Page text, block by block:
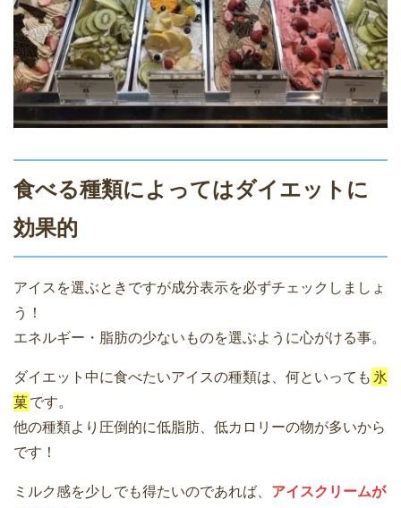
食べる種類によってはダイエットに
効果的
アイスを選ぶときですが成分表示を必ずチェックしましょ
う！
エネルギー・脂肪の少ないものを選ぶように心がける事。
ダイエット中に食べたいアイスの種類は、何といっても 氷
菓です。
他の種類より圧倒的に低脂肪、低カロリーの物が多いから
です！
ミルク感を少しでも得たいのであれば、 アイスクリームが